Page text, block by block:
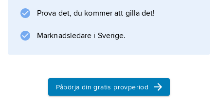
Information om artikeln
Prova det, du kommer att gilla det!
Marknadsledare i Sverige.
Påbörja din gratis provperiod